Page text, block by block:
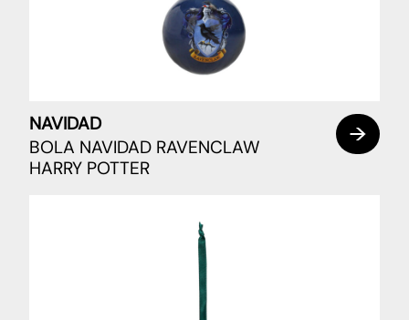
NAVIDAD
BOLA NAVIDAD RAVENCLAW
HARRY POTTER